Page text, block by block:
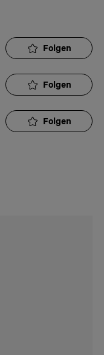
Folgen
Folgen
Folgen